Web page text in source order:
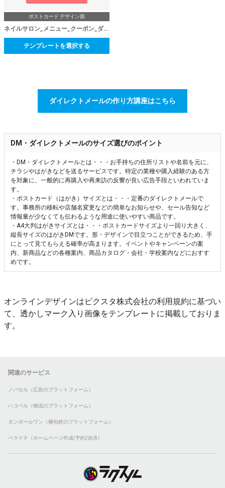
ポストカード デザイン面
ネイルサロン_メニュー_クーポン_ダイレクトメール
テンプレートを選択する
ダイレクトメールの作り方講座はこちら
DM・ダイレクトメールのサイズ選びのポイント
・DM・ダイレクトメールとは・・・お手持ちの住所リストや名前を元に、
チラシやはがきなどを送るサービスです。特定の業種や購入経験のある方
を対象に、一般的に再購入や再来訪の反響が良い広告手段といわれていま
す。
・ポストカード（はがき）サイズとは・・・定番のダイレクトメールで
す。事務所の移転や店舗名変更などの簡単なお知らせや、セール告知など
情報量が少なくても伝わるような用途に使いやすい商品です。
・A4大判はがきサイズとは・・・ポストカードサイズより一回り大きく、
縦長サイズのはがきDMです。形・デザインで目立つことができるため、手
にとって見てもらえる確率が高まります。イベントやキャンペーンの案
内、新商品などの各種案内、商品カタログ・会社・学校案内などにおすす
めです。
オンラインデザインはピクスタ株式会社の利用規約に基づい
て、透かしマーク入り画像をテンプレートに掲載しておりま
す。
関連のサービス
ノバセル（広告のプラットフォーム）
ハコベル（物流のプラットフォーム）
ダンボールワン（梱包材のプラットフォーム）
ペライチ（ホームページ作成/予約/決済）